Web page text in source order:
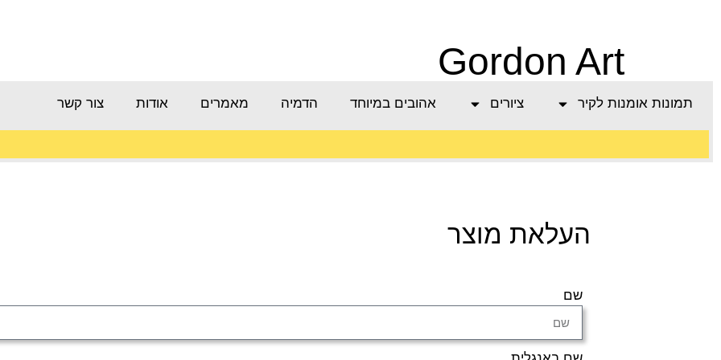
Gordon Art
תמונות אומנות לקיר ציורים אהובים במיוחד הדמיה מאמרים אודות צור קשר
מעל 800 ש"ח
העלאת מוצר
שם